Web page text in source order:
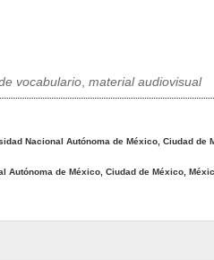
vocabulario, material audiovisual
Nacional Autónoma de México, Ciudad de
Autónoma de México, Ciudad de México,